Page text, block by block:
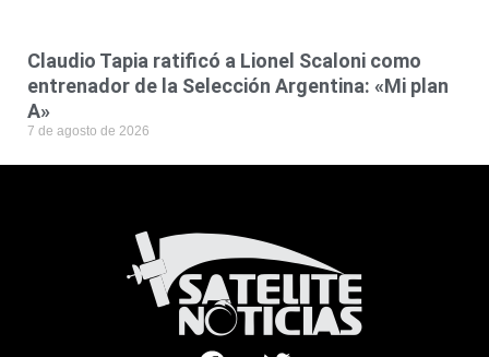
Claudio Tapia ratificó a Lionel Scaloni como
entrenador de la Selección Argentina: «Mi plan
A»
7 de agosto de 2026
F T